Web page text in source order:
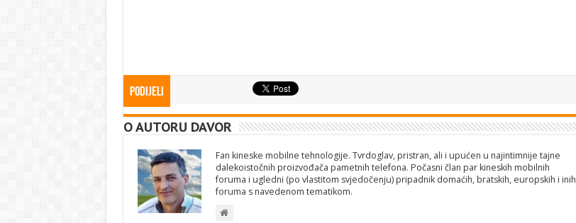
Podijeli
O AUTORU DAVOR
Fan kineske mobilne tehnologije. Tvrdoglav, pristran, ali i upućen u najintimnije tajne
dalekoistočnih proizvođača pametnih telefona. Počasni član par kineskih mobilnih
foruma i ugledni (po vlastitom svjedočenju) pripadnik domaćih, bratskih, europskih i inih
foruma s navedenom tematikom.